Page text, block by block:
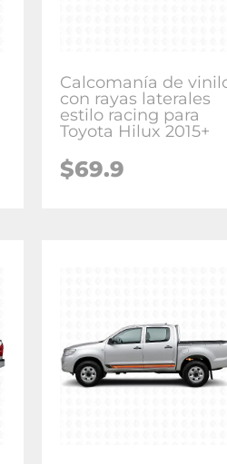
Calcomanía de
con rayas laterales
estilo racing para
Toyota Hilux 2015+
$69.9